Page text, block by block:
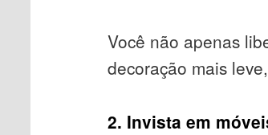
Você não apenas
decoração mais
2. Invista em